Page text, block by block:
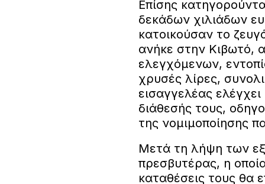
Επίσης
δεκάδων χιλιάδων
κατοικούσαν το
ανήκε στην Κιβωτό,
ελεγχόμενων,
χρυσές λίρες,
εισαγγελέας
διάθεσής τους,
της νομιμοποίησης
Μετά τη λήψη των
πρεσβυτέρας, η
καταθέσεις τους θα